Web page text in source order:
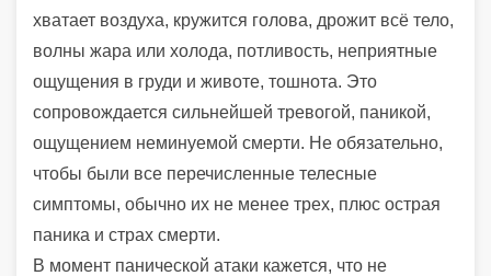
хватает воздуха, кружится голова, дрожит всё тело,
волны жара или холода, потливость, неприятные
ощущения в груди и животе, тошнота. Это
сопровождается сильнейшей тревогой, паникой,
ощущением неминуемой смерти. Не обязательно,
чтобы были все перечисленные телесные
симптомы, обычно их не менее трех, плюс острая
паника и страх смерти.
В момент панической атаки кажется, что не